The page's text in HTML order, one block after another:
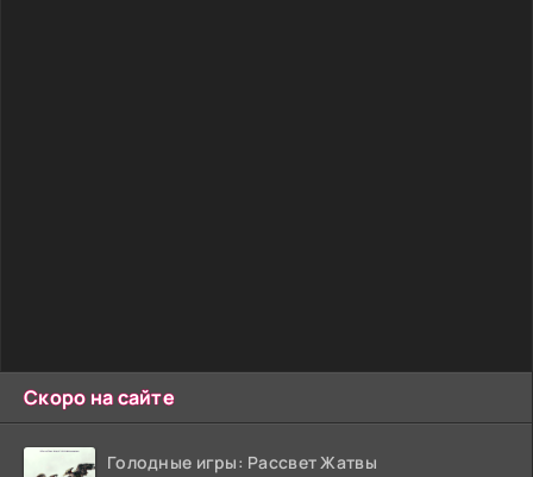
Скоро на сайте
Голодные игры: Рассвет Жатвы